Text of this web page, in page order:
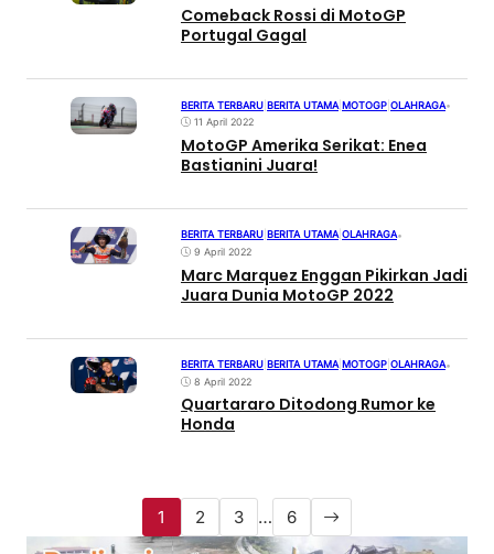
Comeback Rossi di MotoGP
Portugal Gagal
BERITA TERBARU BERITA UTAMA MOTOGP OLAHRAGA•
11 April 2022
MotoGP Amerika Serikat: Enea
Bastianini Juara!
BERITA TERBARU BERITA UTAMA|OLAHRAGA•
9 April 2022
Marc Marquez Enggan Pikirkan Jadi
Juara Dunia MotoGP 2022
BERITA TERBARU BERITA UTAMA MOTOGP OLAHRAGA•
8 April 2022
Quartararo Ditodong Rumor ke
Honda
1 2 3 … 6